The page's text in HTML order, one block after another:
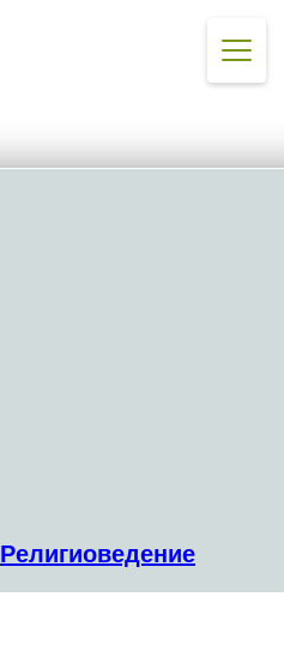
Религиоведение